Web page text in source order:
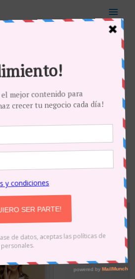
Lo Puedes”. En él
mi historia con
el método para emprender
mis compañías de manera
tips fundamentales para
camino. ¿El propósito?
Los invito a leerlo, dejé
él.